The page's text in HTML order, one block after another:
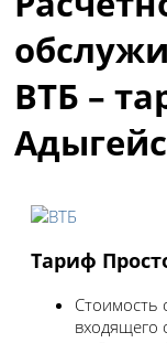
ВТБ –
Тариф
Стоимость
входящего